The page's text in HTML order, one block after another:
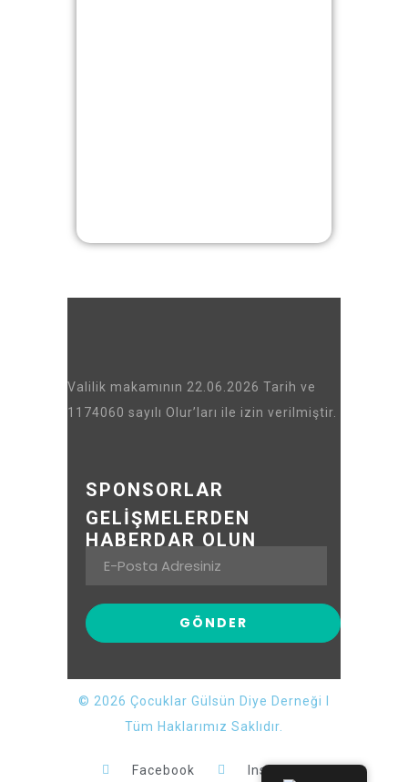
Valilik makamının 22.06.2026 Tarih ve
1174060 sayılı Olur’ları ile izin verilmiştir.
SPONSORLAR
GELİŞMELERDEN
HABERDAR OLUN
© 2026 Çocuklar Gülsün Diye Derneği I
Tüm Haklarımız Saklıdır.
Facebook Instagram